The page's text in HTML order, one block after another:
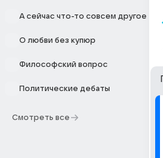
А сейчас что-то совсем другое
О любви без купюр
Философский вопрос
Политические дебаты
Смотреть все